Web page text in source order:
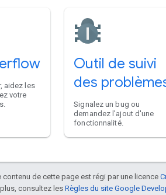
aidez les
votre
Outil de suivi
des
Signalez un bug ou
demandez l'ajout d'une
fonctionnalité.
contenu de cette page est régi par une licence
plus, consultez les Règles du site Google